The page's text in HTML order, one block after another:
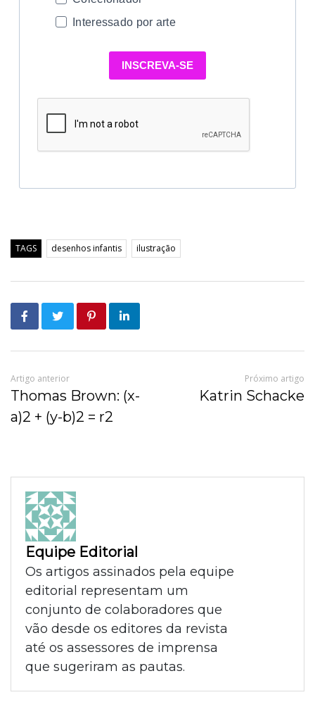
Interessado por arte
INSCREVA-SE
TAGS desenhos infantis ilustração
Artigo anterior
Thomas Brown: (x-
a)2 + (y-b)2 = r2
Próximo artigo
Katrin Schacke
Equipe Editorial
Os artigos assinados pela equipe
editorial representam um
conjunto de colaboradores que
vão desde os editores da revista
até os assessores de imprensa
que sugeriram as pautas.